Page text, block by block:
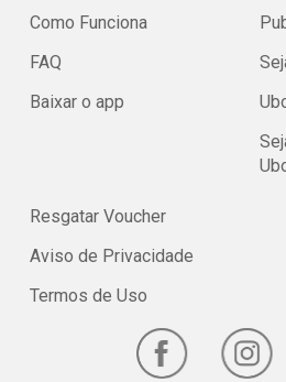
Como Funciona
FAQ
Baixar o app
Resgatar Voucher
Aviso de Privacidade
Termos de Uso